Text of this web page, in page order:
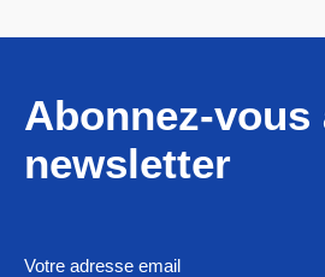
Abonnez-vous
newsletter